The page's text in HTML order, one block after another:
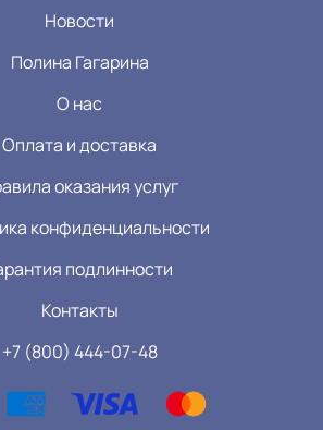
Новости
Полина Гагарина
О нас
Оплата и доставка
оказания услуг
конфиденциальности
подлинности
Контакты
+7 (800) 444-07-48